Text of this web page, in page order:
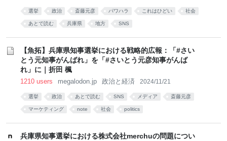
選挙 政治 斎藤元彦 パワハラ これはひどい 社会
あとで読む 兵庫県 地方 SNS
【魚拓】兵庫県知事選挙における戦略的広報：「#さい
とう元知事がんばれ」を「#さいとう元彦知事がんば
れ」に｜折田 楓
1210 users megalodon.jp 政治と経済 2024/11/21
選挙 政治 あとで読む SNS メディア 斎藤元彦
マーケティング note 社会 politics
兵庫県知事選挙における株式会社merchuの問題につい